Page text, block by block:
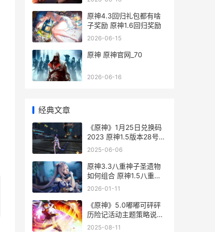
原神4.3回归礼包都有啥
子奖励 原神1.6回归奖励
2026-06-15
原神 原神官网_70
2026-06-16
经典文章
《原神》1月25日兑换码
2023 原神1.5版本28号几
点
2025-06-06
原神3.3八重神子圣遗物
如何组合 原神1.5八重神
子
2026-01-11
《原神》5.0嘟嘟可砰砰
历险记活动主题策略说明
原神嘟嘟!大冒险
2025-08-11